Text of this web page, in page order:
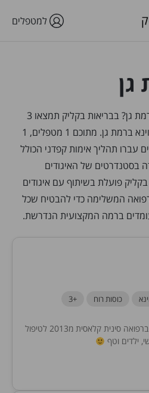
למטפלים
גן
מחפשים מטפלים בטווינא ברמת גן? בבריאות בקליק תמצאו 3
מטפלים מאושרים בתחום טווינא ברמת גן. מתוכם 1 מטפלים, 1
עברו תהליך אימות קפדני הכולל
בסטנדרטים של האיגודים
פועלת בשיתוף עם איגודים
המשלימה כדי להבטיח שכל
ברמה המקצועית הנדרשת.
כוסות רוח +3
אלירן כהן-רפואה סינית מטפל ברפואה סינית קלאסית מ2013 לטיפול
ילדים וטף